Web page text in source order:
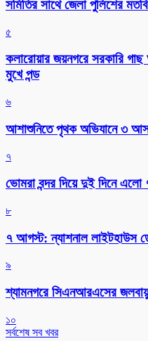
সমিতির সাথে জেলা পুলিশের
৫
কলারোয়ার জয়নগরে সরকারি গাছ
মুখে পন্ড
৬
আশাশুনিতে পৃথক অভিযানে ৩
৭
ভোমরা বন্দর দিয়ে দুই দিনে এলো
৮
৭ আগস্ট: ন্যাশনাল লাইটহাউস
৯
শ্যামনগরে সিএনআরএসের
১০
সর্বশেষ সব খবর